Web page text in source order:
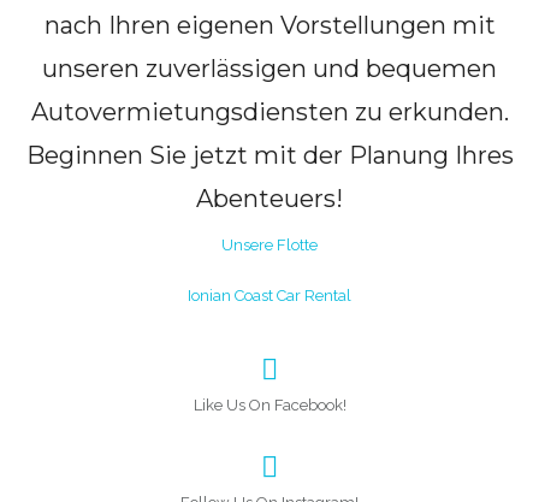
nach Ihren eigenen Vorstellungen mit
unseren zuverlässigen und bequemen
Autovermietungsdiensten zu erkunden.
Beginnen Sie jetzt mit der Planung Ihres
Abenteuers!
Unsere Flotte
Ionian Coast Car Rental
Like Us On Facebook!